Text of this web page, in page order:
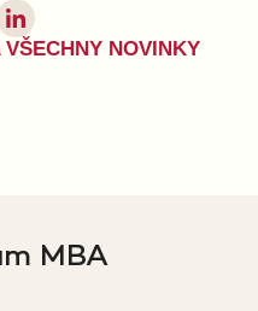
VŠECHNY NOVINKY
MBA